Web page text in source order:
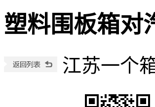
塑料围板箱对
江苏一个